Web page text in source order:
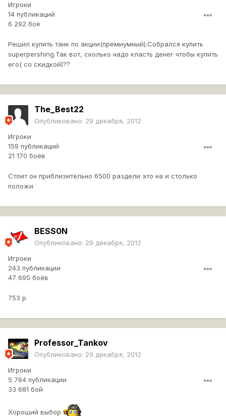
Игроки
14 публикаций
6 292 боя
Решил купить танк по акции(премиумный).Собрался купить
superpershing.Так вот, сколько надо класть денег чтобы купить
его( со скидкой)??
The_Best22
Опубликовано: 29 декабря, 2012
Игроки
159 публикаций
21 170 боёв
Стоит он приблизительно 6500 раздели это на и столько
положи
BESS0N
Опубликовано: 29 декабря, 2012
Игроки
243 публикации
47 695 боёв
753 р
Professor_Tankov
Опубликовано: 29 декабря, 2012
Игроки
5 764 публикации
33 681 бой
Хороший выбор